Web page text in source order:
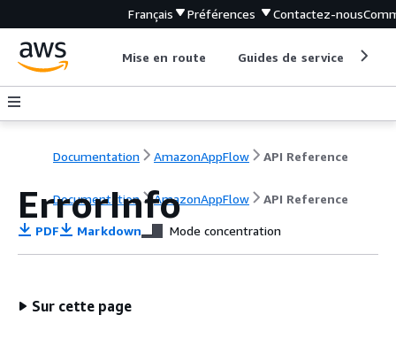
Français Préférences Contactez-nous
Mise en route Guides de service
Documentation AmazonAppFlow API Reference
Documentation AmazonAppFlow API Reference
ErrorInfo
PDF Markdown Mode concentration
Sur cette page